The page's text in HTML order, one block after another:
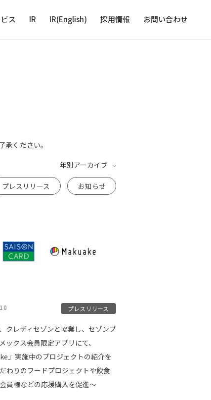
ス IR IR(English) 採用情報 お問い合わせ
ください。
年別アーカイブ
プレスリリース お知らせ
プレスリリース
クレディセゾンと協業し、セゾンプ
ックス会員限定アプリにて、
」実施中のプロジェクトの紹介を
わりのフードプロジェクトや飲食
員権などの応援購入を促進〜